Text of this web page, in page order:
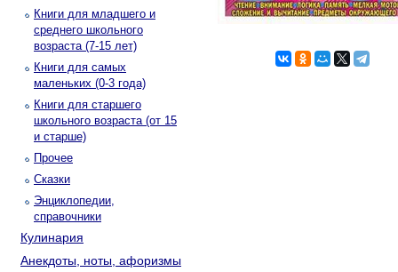
Книги для младшего и
среднего школьного
возраста (7-15 лет)
Книги для самых
маленьких (0-3 года)
Книги для старшего
школьного возраста (от 15
и старше)
Прочее
Сказки
Энциклопедии,
справочники
Кулинария
Анекдоты, ноты, афоризмы